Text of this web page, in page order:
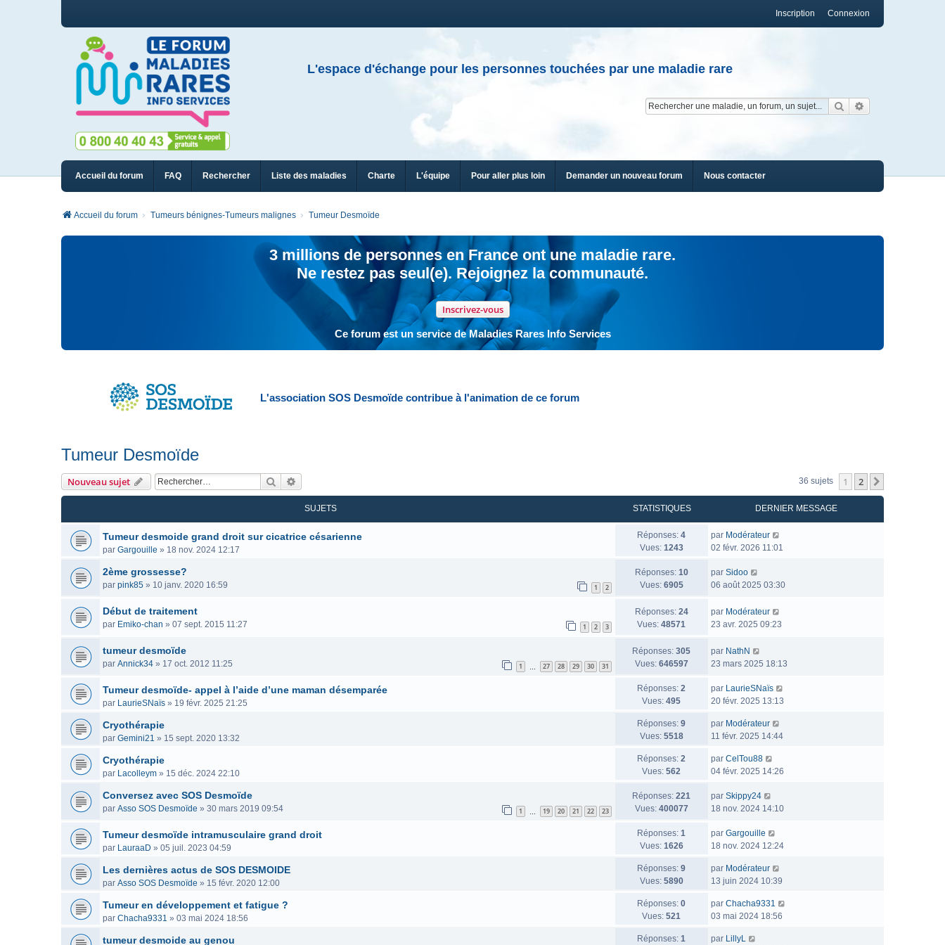
Connexion
Inscription
L'espace d'échange pour les personnes touchées par une maladie rare
Rechercher
Accueil du forum FAQ Rechercher Liste des maladies Charte L'équipe Pour aller plus loin Demander un nouveau forum Nous contacter
Accueil du forum Tumeurs bénignes-Tumeurs malignes Tumeur Desmoïde
3 millions de personnes en France ont une maladie rare.
Ne restez pas seul(e). Rejoignez la communauté.
Inscrivez-vous
Ce forum est un service de Maladies Rares Info Services
L'association SOS Desmoïde contribue à l'animation de ce forum
Tumeur Desmoïde
Nouveau sujet Rechercher 36 sujets 1 2
SUJETS STATISTIQUES DERNIER MESSAGE
Tumeur desmoide grand droit sur cicatrice césarienne
par Gargouille » 18 nov. 2024 12:17
Réponses: 4
Vues: 1243
par Modérateur
02 févr. 2026 11:01
2ème grossesse?
par pink85 » 10 janv. 2020 16:59 1 2
Réponses: 10
Vues: 6905
par Sidoo
06 août 2025 03:30
Début de traitement
par Emiko-chan » 07 sept. 2015 11:27 1 2 3
Réponses: 24
Vues: 48571
par Modérateur
23 avr. 2025 09:23
tumeur desmoïde
par Annick34 » 17 oct. 2012 11:25 1 27 28 29 30 31
Réponses: 305
Vues: 646597
par NathN
23 mars 2025 18:13
Tumeur desmoïde- appel à l’aide d’une maman désemparée
par LaurieSNaïs » 19 févr. 2025 21:25
Réponses: 2
Vues: 495
par LaurieSNaïs
20 févr. 2025 13:13
Cryothérapie
par Gemini21 » 15 sept. 2020 13:32
Réponses: 9
Vues: 5518
par Modérateur
11 févr. 2025 14:44
Cryothérapie
par Lacolleym » 15 déc. 2024 22:10
Réponses: 2
Vues: 562
par CelTou88
04 févr. 2025 14:26
Conversez avec SOS Desmoïde
par Asso SOS Desmoïde » 30 mars 2019 09:54 1 19 20 21 22 23
Réponses: 221
Vues: 400077
par Skippy24
18 nov. 2024 14:10
Tumeur desmoïde intramusculaire grand droit
par LauraaD » 05 juil. 2023 04:59
Réponses: 1
Vues: 1626
par Gargouille
18 nov. 2024 12:24
Les dernières actus de SOS DESMOIDE
par Asso SOS Desmoïde » 15 févr. 2020 12:00
Réponses: 9
Vues: 5890
par Modérateur
13 juin 2024 10:39
Tumeur en développement et fatigue ?
par Chacha9331 » 03 mai 2024 18:56
Réponses: 0
Vues: 521
par Chacha9331
03 mai 2024 18:56
tumeur desmoide au genou Réponses: 1
par LillyL